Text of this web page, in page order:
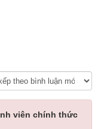
viên chính thức